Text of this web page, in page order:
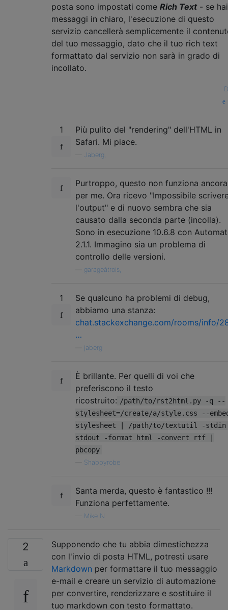
posta sono impostati come Rich Text - se hai
messaggi in chiaro, l'esecuzione di questo
servizio cancellerà semplicemente il
del tuo messaggio, dato che il tuo rich text
formattato dal servizio non sarà in grado di
incollato.
1
Più pulito del "rendering" dell'HTML in
Safari. Mi piace.
Jaberg,
Purtroppo, questo non funziona ancora
per me. Ora ricevo "Impossibile
l'output" e di nuovo sembra che sia
causato dalla seconda parte (incolla).
Sono in esecuzione 10.6.8 con
2.1.1. Immagino sia un problema di
controllo delle versioni.
garageàtrois,
1
Se qualcuno ha problemi di debug,
abbiamo una stanza:
chat.stackexchange.com/rooms/info/
…
jaberg
È brillante. Per quelli di voi che
preferiscono il testo
ricostruito: /path/to/rst2html.py -q --
stylesheet=/create/a/style.css --
stylesheet | /path/to/textutil -
stdout -format html -convert rtf |
pbcopy
Shabbyrobe
Santa merda, questo è fantastico !!!
Funziona perfettamente.
Mike N
2
Supponendo che tu abbia dimestichezza
con l'invio di posta HTML, potresti usare
Markdown per formattare il tuo messaggio
e-mail e creare un servizio di automazione
per convertire, renderizzare e sostituire il
tuo markdown con testo formattato.